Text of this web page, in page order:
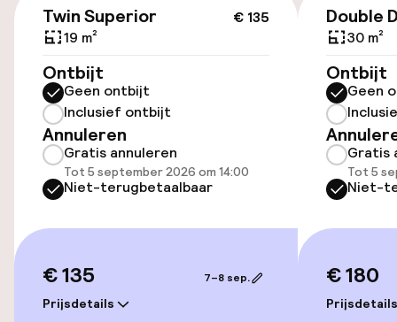
Openbaar parkeren
Toegankelijkheid
Overal rolstoeltoegankelijk
Lift
€ 135
Twin Superior
19 m²
Ontbijt
Geen ontbijt
Inclusief ontbijt
Annuleren
Gratis annuleren
Tot 5 september 2026 om 14:00
Niet-terugbetaalbaar
€ 135
Prijsdetails
7–8 sep.
Double
30 m²
Ontbijt
Geen
Gratis
Tot 5
Niet-
€ 180
Prijsdetails